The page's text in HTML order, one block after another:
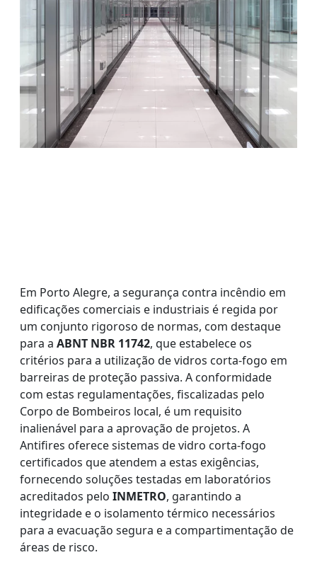
Em Porto Alegre, a segurança contra incêndio em
edificações comerciais e industriais é regida por
um conjunto rigoroso de normas, com destaque
para a ABNT NBR 11742, que estabelece os
critérios para a utilização de vidros corta-fogo em
barreiras de proteção passiva. A conformidade
com estas regulamentações, fiscalizadas pelo
Corpo de Bombeiros local, é um requisito
inalienável para a aprovação de projetos. A
Antifires oferece sistemas de vidro corta-fogo
certificados que atendem a estas exigências,
fornecendo soluções testadas em laboratórios
acreditados pelo INMETRO, garantindo a
integridade e o isolamento térmico necessários
para a evacuação segura e a compartimentação de
áreas de risco.